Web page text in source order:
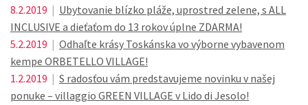
8.2.2019 | Ubytovanie blízko pláže, uprostred zelene, s ALL
INCLUSIVE a dieťaťom do 13 rokov úplne ZDARMA!
5.2.2019 | Odhaľte krásy Toskánska vo výborne vybavenom
kempe ORBETELLO VILLAGE!
1.2.2019 | S radosťou vám predstavujeme novinku v našej
ponuke – villaggio GREEN VILLAGE v Lido di Jesolo!